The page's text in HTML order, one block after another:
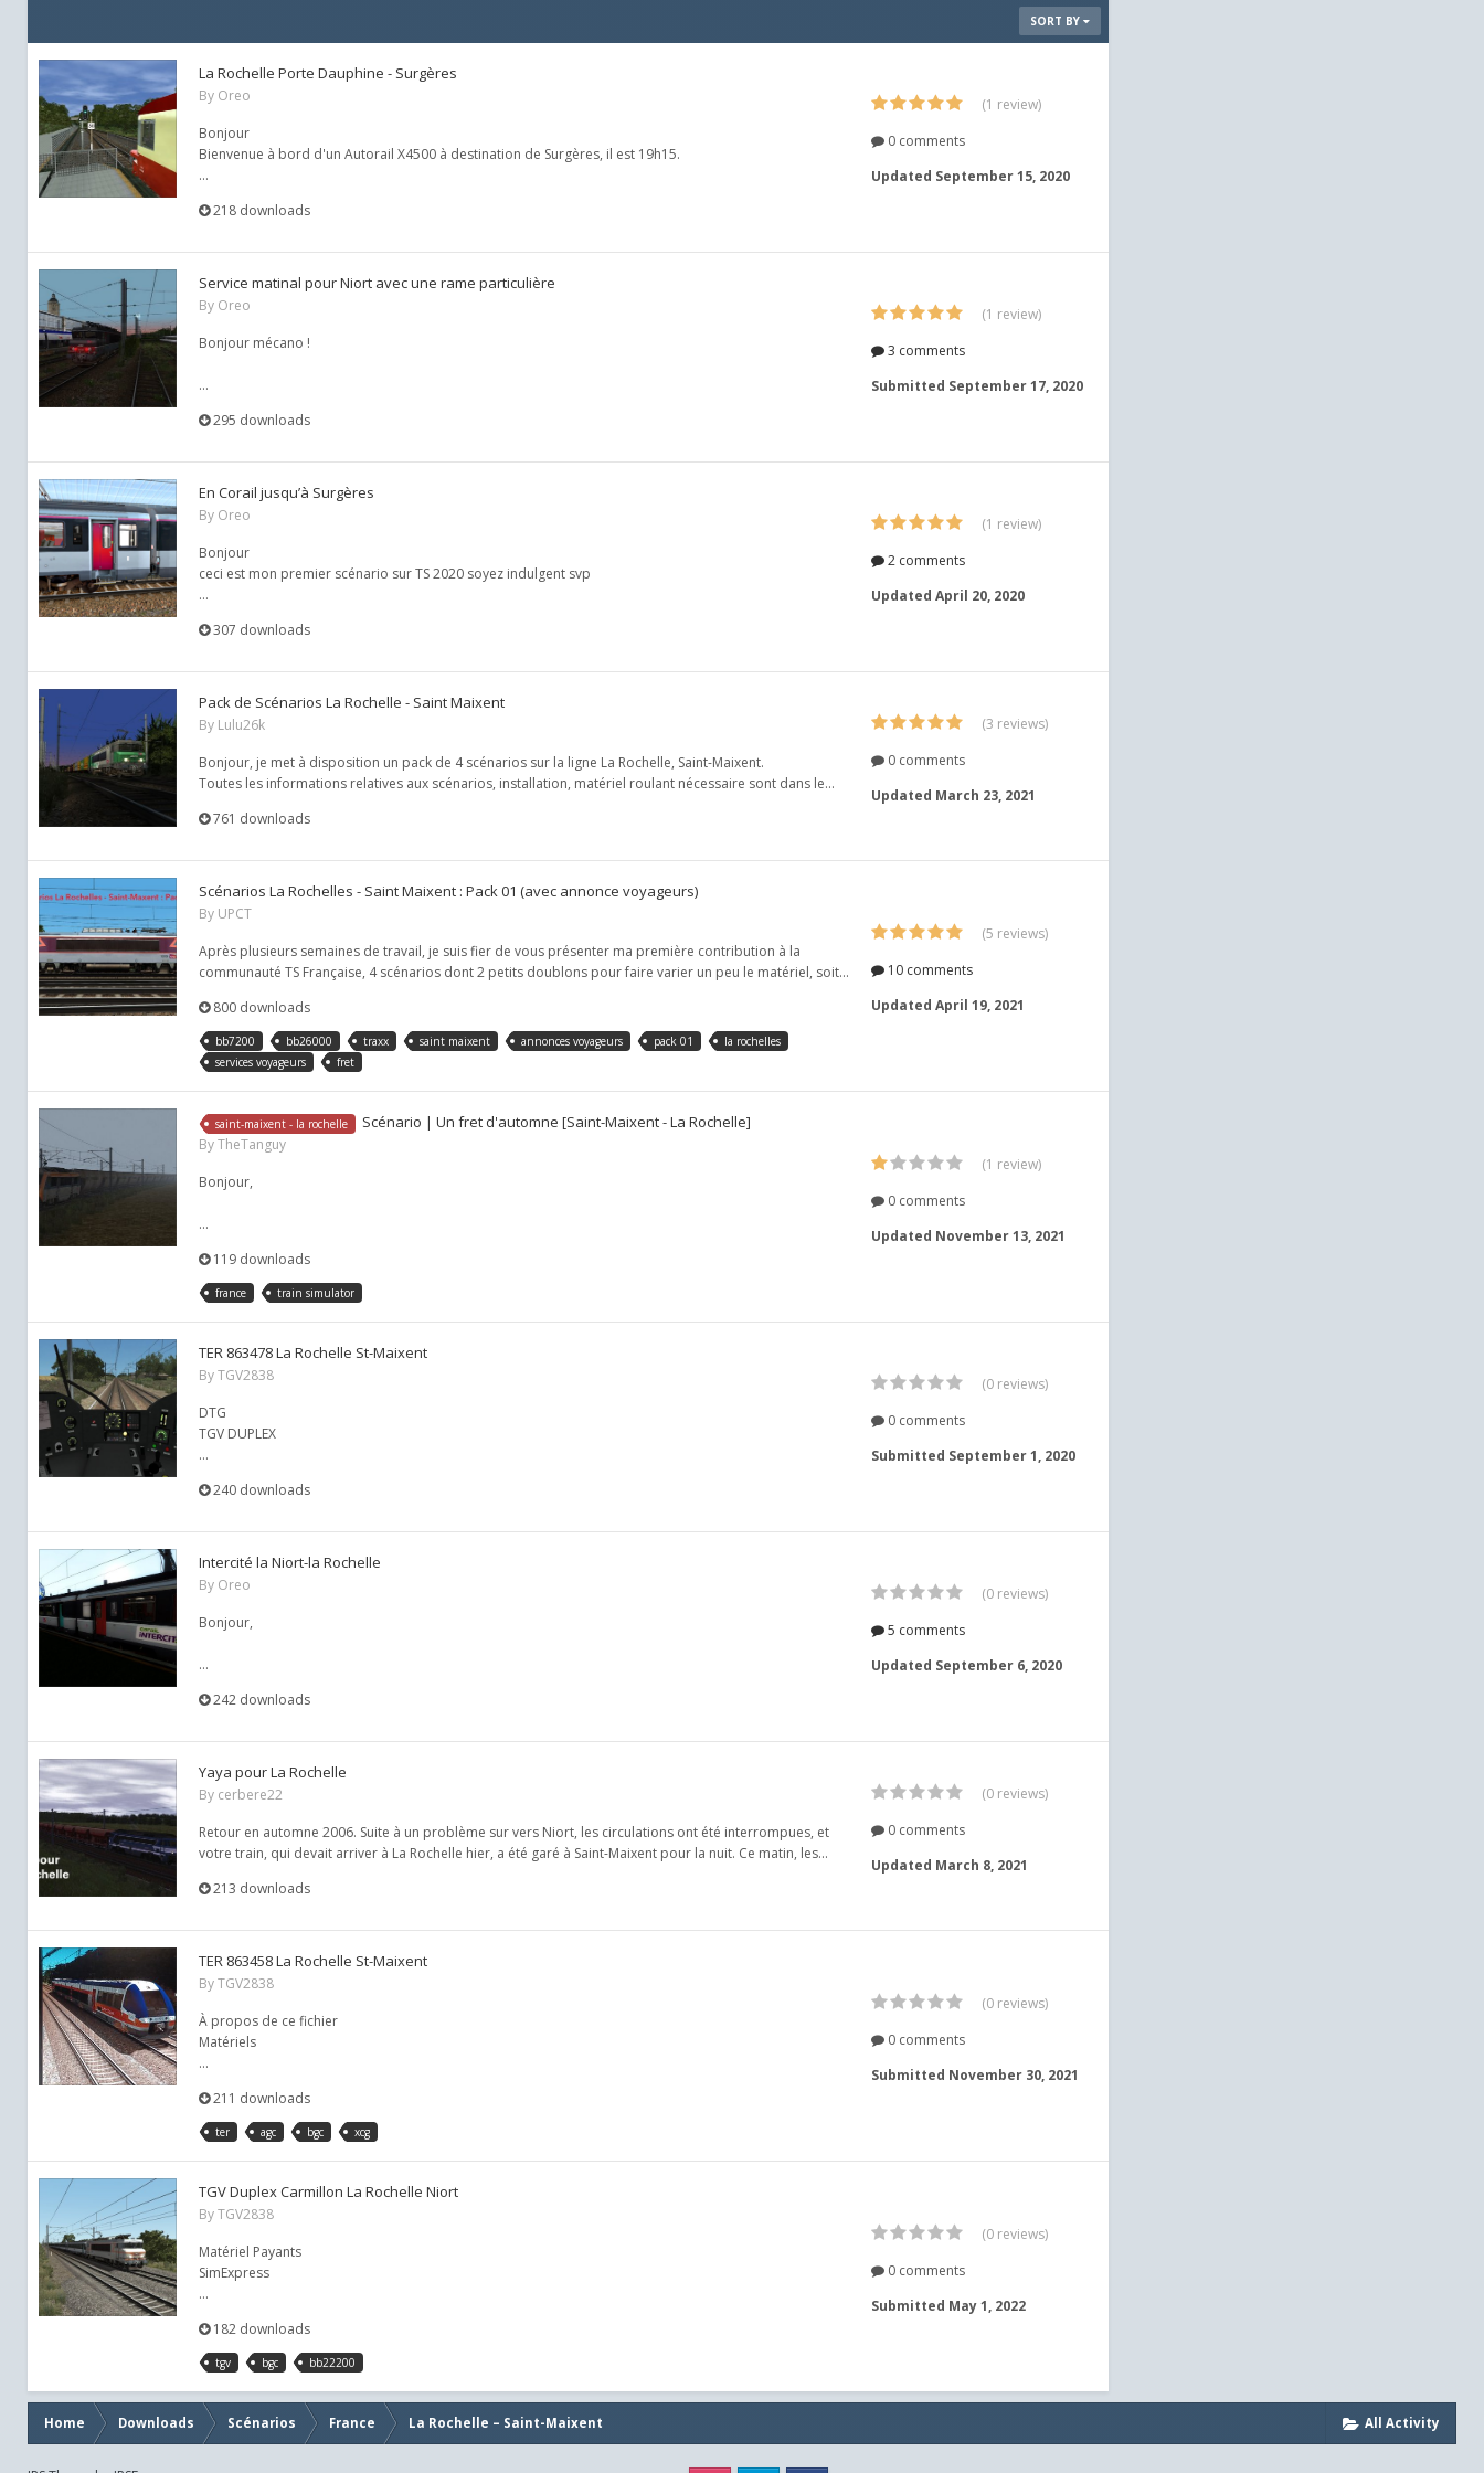
SORT BY
La Rochelle Porte Dauphine - Surgères
By Oreo
Bonjour
Bienvenue à bord d'un Autorail X4500 à destination de Surgères, il est 19h15.
...
218 downloads
(1 review)
0 comments
Updated September 15, 2020
Service matinal pour Niort avec une rame particulière
By Oreo
Bonjour mécano !
...
295 downloads
(1 review)
3 comments
Submitted September 17, 2020
En Corail jusqu’à Surgères
By Oreo
Bonjour
ceci est mon premier scénario sur TS 2020 soyez indulgent svp
...
307 downloads
(1 review)
2 comments
Updated April 20, 2020
Pack de Scénarios La Rochelle - Saint Maixent
By Lulu26k
Bonjour, je met à disposition un pack de 4 scénarios sur la ligne La Rochelle, Saint-Maixent.
Toutes les informations relatives aux scénarios, installation, matériel roulant nécessaire sont dans le...
761 downloads
(3 reviews)
0 comments
Updated March 23, 2021
Scénarios La Rochelles - Saint Maixent : Pack 01 (avec annonce voyageurs)
By UPCT
Après plusieurs semaines de travail, je suis fier de vous présenter ma première contribution à la
communauté TS Française, 4 scénarios dont 2 petits doublons pour faire varier un peu le matériel, soit...
800 downloads
bb7200 bb26000 traxx saint maixent annonces voyageurs pack 01
la rochelles
services voyageurs
fret
(5 reviews)
10 comments
Updated April 19, 2021
saint-maixent - la rochelle Scénario | Un fret d'automne [Saint-Maixent - La Rochelle]
ByTheTanguy
Bonjour,
...
119 downloads
france train simulator
(1 review)
0 comments
Updated November 13, 2021
TER 863478 La Rochelle St-Maixent
ByTGV2838
DTG
TGV DUPLEX
...
240 downloads
(0 reviews)
0 comments
Submitted September 1, 2020
Intercité la Niort-la Rochelle
By Oreo
Bonjour,
...
242 downloads
(0 reviews)
5 comments
Updated September 6, 2020
Yaya pour La Rochelle
By cerbere22
Retour en automne 2006. Suite à un problème sur vers Niort, les circulations ont été interrompues, et
votre train, qui devait arriver à La Rochelle hier, a été garé à Saint-Maixent pour la nuit. Ce matin, les...
213 downloads
(0 reviews)
0 comments
Updated March 8, 2021
TER 863458 La Rochelle St-Maixent
ByTGV2838
À propos de ce fichier
Matériels
...
211 downloads
ter agc bgc xcg
(0 reviews)
0 comments
Submitted November 30, 2021
TGV Duplex Carmillon La Rochelle Niort
ByTGV2838
Matériel Payants
SimExpress
...
182 downloads
tgv bgc bb22200
(0 reviews)
0 comments
Submitted May 1, 2022
All Activity
Home Downloads Scénarios France La Rochelle – Saint-Maixent